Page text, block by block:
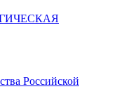
Российской